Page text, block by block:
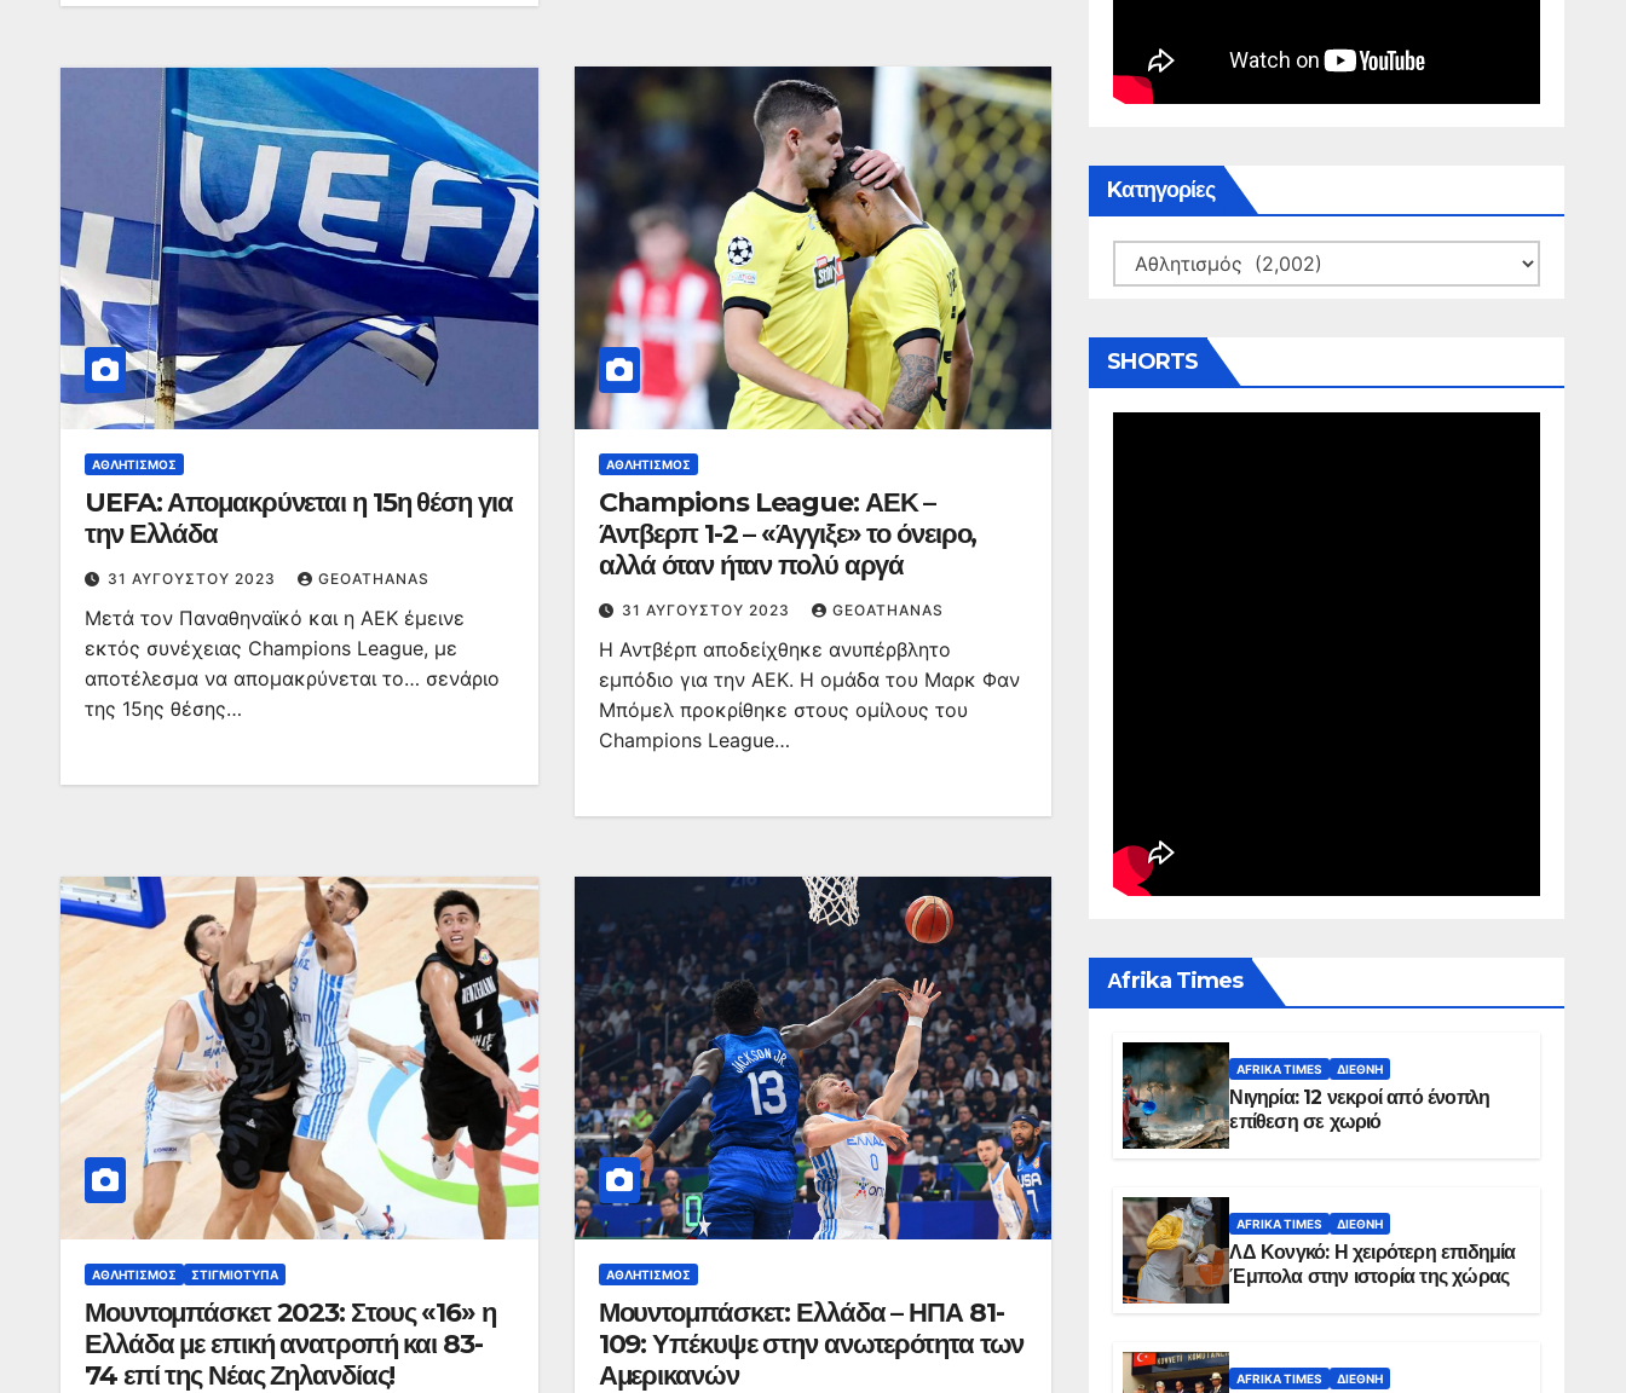
ΑΘΛΗΤΙΣΜΌΣ
UEFA: Απομακρύνεται η 15η θέση για
την Ελλάδα
31 ΑΥΓΟΎΣΤΟΥ 2023 GEOATHANAS
Μετά τον Παναθηναϊκό και η ΑΕΚ έμεινε
εκτός συνέχειας Champions League, με
αποτέλεσμα να απομακρύνεται το… σενάριο
της 15ης θέσης…
ΑΘΛΗΤΙΣΜΌΣ
Champions League: ΑΕΚ –
Άντβερπ 1-2 – «Άγγιξε» το όνειρο,
αλλά όταν ήταν πολύ αργά
31 ΑΥΓΟΎΣΤΟΥ 2023 GEOATHANAS
Η Αντβέρπ αποδείχθηκε ανυπέρβλητο
εμπόδιο για την ΑΕΚ. Η ομάδα του Μαρκ Φαν
Μπόμελ προκρίθηκε στους ομίλους του
Champions League…
ΑΘΛΗΤΙΣΜΌΣ ΣΤΙΓΜΙΌΤΥΠΑ
Μουντομπάσκετ 2023: Στους «16» η
Ελλάδα με επική ανατροπή και 83-
74 επί της Νέας Ζηλανδίας!
ΑΘΛΗΤΙΣΜΌΣ
Μουντομπάσκετ: Ελλάδα – ΗΠΑ 81-
109: Υπέκυψε στην ανωτερότητα των
Αμερικανών
Kατηγορίες
Kατηγορίες
SHORTS
Αfrika Times
AFRIKA TIMES ΔΙΕΘΝΉ
Νιγηρία: 12 νεκροί από ένοπλη
επίθεση σε χωριό
AFRIKA TIMES ΔΙΕΘΝΉ
ΛΔ Κονγκό: Η χειρότερη επιδημία
Έμπολα στην ιστορία της χώρας
AFRIKA TIMES ΔΙΕΘΝΉ